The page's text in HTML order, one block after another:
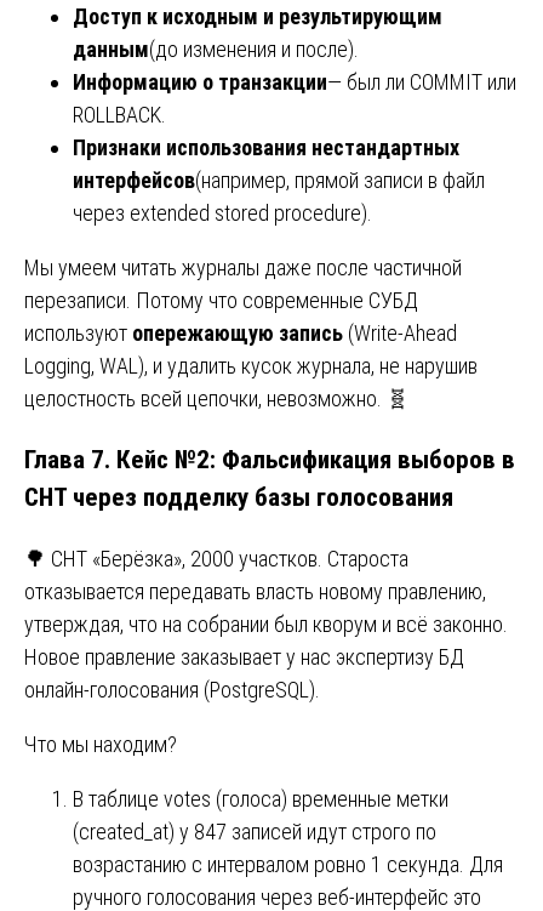
Доступ к исходным и результирующим
данным(до изменения и после).
Информацию о транзакции— был ли COMMIT или
ROLLBACK.
Признаки использования нестандартных
интерфейсов(например, прямой записи в файл
через extended stored procedure).
Мы умеем читать журналы даже после частичной
перезаписи. Потому что современные СУБД
используют опережающую запись (Write-Ahead
Logging, WAL), и удалить кусок журнала, не нарушив
целостность всей цепочки, невозможно. 🧬
Глава 7. Кейс №2: Фальсификация выборов в
СНТ через подделку базы голосования
🌳 СНТ «Берёзка», 2000 участков. Староста
отказывается передавать власть новому правлению,
утверждая, что на собрании был кворум и всё законно.
Новое правление заказывает у нас экспертизу БД
онлайн-голосования (PostgreSQL).
Что мы находим?
В таблице votes (голоса) временные метки
(created_at) у 847 записей идут строго по
возрастанию с интервалом ровно 1 секунда. Для
ручного голосования через веб-интерфейс это